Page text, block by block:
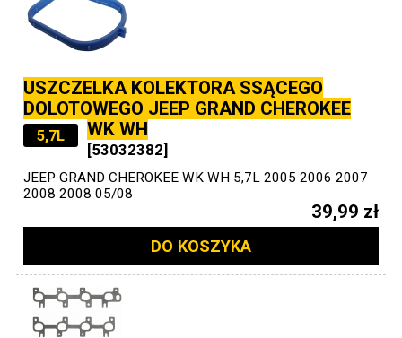
USZCZELKA KOLEKTORA SSĄCEGO
DOLOTOWEGO JEEP GRAND CHEROKEE
WK WH
5,7L
[53032382]
JEEP GRAND CHEROKEE WK WH 5,7L 2005 2006 2007
2008 2008 05/08
39,99 zł
DO KOSZYKA